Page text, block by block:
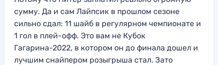
сумму. Да и сам Лайпсик в прошлом сезоне
сильно сдал: 11 шайб в регулярном чемпионате и
1 гол в плей-офф. Это вам не Кубок
Гагарина-2022, в котором он до финала дошел и
лучшим снайпером розыгрыша стал. Зато